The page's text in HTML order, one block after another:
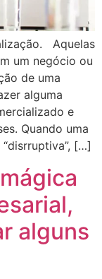
Aquelas
um negócio ou
de uma
alguma
e
Quando uma
[…]
alguns